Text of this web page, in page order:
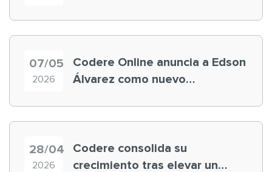
07/05
2026
Codere Online anuncia a Edson
Álvarez como nuevo
28/04
2026
Codere consolida su
crecimiento tras elevar un